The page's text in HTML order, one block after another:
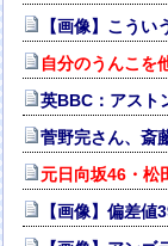
【画像】こう
自分のうんこを
英BBC：アスト
菅野完さん、斎
元日向坂46・松
【画像】偏差